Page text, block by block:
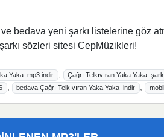
ve bedava yeni şarkı listelerine göz
sözleri sitesi CepMüzikleri!
Yaka mp3 indir , Çağrı Telkıvıran Yaka Yaka
, bedava Çağrı Telkıvıran Yaka Yaka indir ,